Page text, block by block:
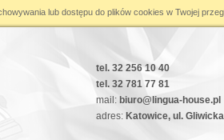
lingua-house.pl/public_html/modules/
tel. 32 256 10 40
tel. 32 781 77 81
mail: biuro@lingua-house.pl
adres: Katowice, ul.
lub dostępu do plików cookies w Twojej